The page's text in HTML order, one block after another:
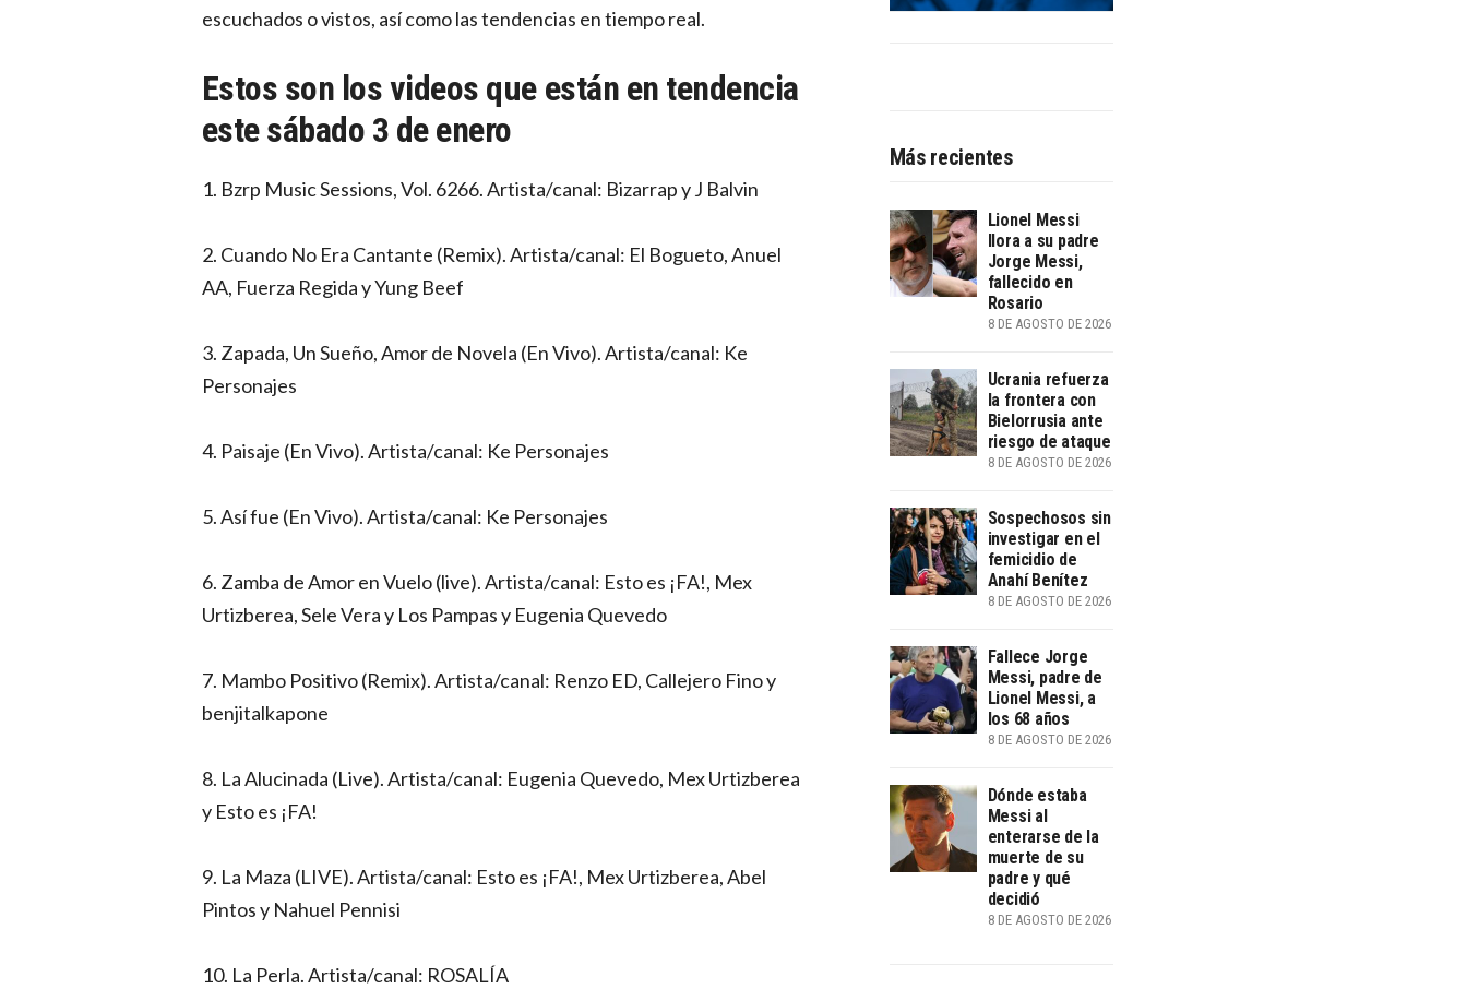
escuchados o vistos, así como las tendencias en tiempo real.
Estos son los videos que están en tendencia
este sábado 3 de enero
1. Bzrp Music Sessions, Vol. 6266. Artista/canal: Bizarrap y J Balvin
2. Cuando No Era Cantante (Remix). Artista/canal: El Bogueto, Anuel
AA, Fuerza Regida y Yung Beef
3. Zapada, Un Sueño, Amor de Novela (En Vivo). Artista/canal: Ke
Personajes
4. Paisaje (En Vivo). Artista/canal: Ke Personajes
5. Así fue (En Vivo). Artista/canal: Ke Personajes
6. Zamba de Amor en Vuelo (live). Artista/canal: Esto es ¡FA!, Mex
Urtizberea, Sele Vera y Los Pampas y Eugenia Quevedo
7. Mambo Positivo (Remix). Artista/canal: Renzo ED, Callejero Fino y
benjitalkapone
8. La Alucinada (Live). Artista/canal: Eugenia Quevedo, Mex Urtizberea
y Esto es ¡FA!
9. La Maza (LIVE). Artista/canal: Esto es ¡FA!, Mex Urtizberea, Abel
Pintos y Nahuel Pennisi
10. La Perla. Artista/canal: ROSALÍA
Más recientes
Lionel Messi
llora a su padre
Jorge Messi,
fallecido en
Rosario
8 DE AGOSTO DE 2026
Ucrania refuerza
la frontera con
Bielorrusia ante
riesgo de ataque
8 DE AGOSTO DE 2026
Sospechosos sin
investigar en el
femicidio de
Anahí Benítez
8 DE AGOSTO DE 2026
Fallece Jorge
Messi, padre de
Lionel Messi, a
los 68 años
8 DE AGOSTO DE 2026
Dónde estaba
Messi al
enterarse de la
muerte de su
padre y qué
decidió
8 DE AGOSTO DE 2026